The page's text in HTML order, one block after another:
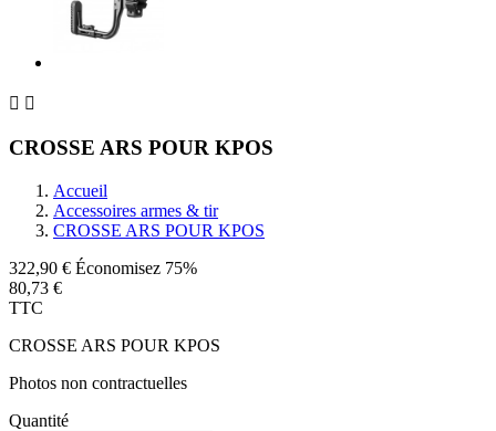
 
CROSSE ARS POUR KPOS
Accueil
Accessoires armes & tir
CROSSE ARS POUR KPOS
322,90 € Économisez 75%
80,73 €
TTC
CROSSE ARS POUR KPOS
Photos non contractuelles
Quantité